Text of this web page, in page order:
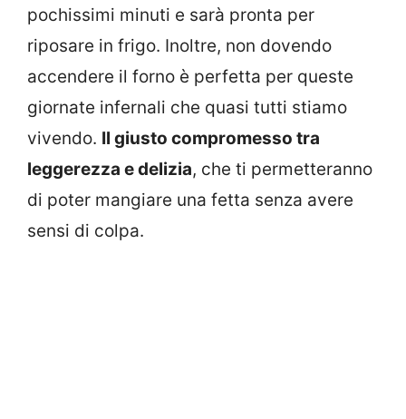
pochissimi minuti e sarà pronta per
riposare in frigo. Inoltre, non dovendo
accendere il forno è perfetta per queste
giornate infernali che quasi tutti stiamo
vivendo. Il giusto compromesso tra
leggerezza e delizia, che ti permetteranno
di poter mangiare una fetta senza avere
sensi di colpa.